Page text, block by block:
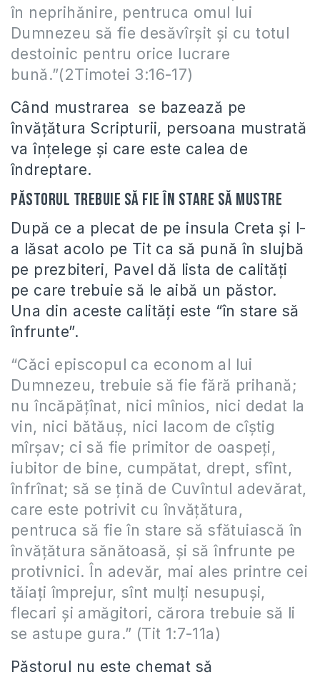
în neprihănire, pentruca omul lui
Dumnezeu să fie desăvîrșit și cu totul
destoinic pentru orice lucrare
bună.”(2Timotei 3:16-17)
Când mustrarea se bazează pe
învățătura Scripturii, persoana mustrată
va înțelege și care este calea de
îndreptare.
Păstorul trebuie să fie în stare să mustre
După ce a plecat de pe insula Creta și l-
a lăsat acolo pe Tit ca să pună în slujbă
pe prezbiteri, Pavel dă lista de calități
pe care trebuie să le aibă un păstor.
Una din aceste calități este “în stare să
înfrunte”.
“Căci episcopul ca econom al lui
Dumnezeu, trebuie să fie fără prihană;
nu încăpățînat, nici mînios, nici dedat la
vin, nici bătăuș, nici lacom de cîștig
mîrșav; ci să fie primitor de oaspeți,
iubitor de bine, cumpătat, drept, sfînt,
înfrînat; să se țină de Cuvîntul adevărat,
care este potrivit cu învățătura,
pentruca să fie în stare să sfătuiască în
învățătura sănătoasă, și să înfrunte pe
protivnici. În adevăr, mai ales printre cei
tăiați împrejur, sînt mulți nesupuși,
flecari și amăgitori, cărora trebuie să li
se astupe gura.” (Tit 1:7-11a)
Păstorul nu este chemat să